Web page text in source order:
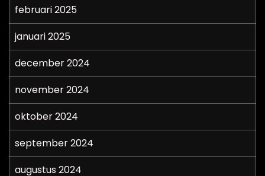
februari 2025
januari 2025
december 2024
november 2024
oktober 2024
september 2024
augustus 2024